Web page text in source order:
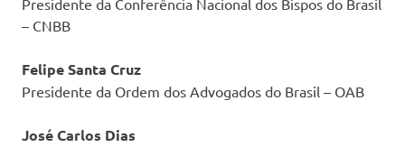
Presidente da Conferência Nacional dos Bispos do Brasil
– CNBB
Felipe Santa Cruz
Presidente da Ordem dos Advogados do Brasil – OAB
José Carlos Dias